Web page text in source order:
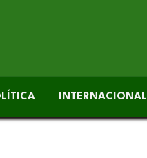
INTERNACIONAL